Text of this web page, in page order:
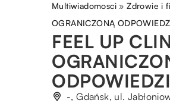
Multiwiadomosci »Zdrowie i
OGRANICZONĄ
FEEL UP
-, Gdańsk, ul.